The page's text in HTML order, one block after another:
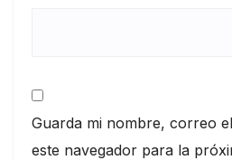
Guarda mi nombre, correo
este navegador para la